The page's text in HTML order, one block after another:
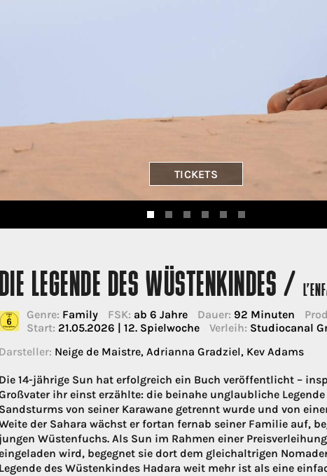
TICKETS
DIE LEGENDE DES WÜSTENKINDES /
Genre: Family FSK: ab 6 Jahre Dauer: 92 Minuten
Start: 21.05.2026 | 12. Spielwoche Verleih: Studiocanal
Darsteller: Neige de Maistre, Adrianna Gradziel, Kev Adams
Die 14-jährige Sun hat erfolgreich ein Buch veröffentlicht –
ihr einst erzählte: die beinahe unglaubliche
Sandsturms von seiner Karawane getrennt wurde und von
der Sahara wächst er fortan fernab seiner Familie auf,
jungen Wüstenfuchs. Als Sun im Rahmen einer
wird, begegnet sie dort dem gleichaltrigen
Legende des Wüstenkindes Hadara weit mehr ist als eine